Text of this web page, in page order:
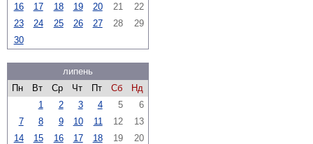
16
17 18 19 20 21
22
23
24 25 26 27 28
29
30
липень
Пн
Вт Ср Чт Пт Сб
Нд
1
2 3 4 5
6
7
8 9 10 11 12
13
14
15 16 17 18 19
20